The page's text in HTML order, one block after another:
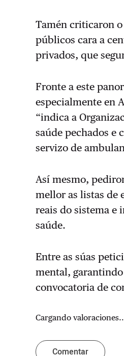
Tamén criticaron
públicos cara a
privados, que
Fronte a este
especialmente en
“indica a
saúde pechados e
servizo de
Así mesmo,
mellor as listas de
reais do sistema e
saúde.
Entre as súas
mental,
convocatoria de
Cargando
Comentar